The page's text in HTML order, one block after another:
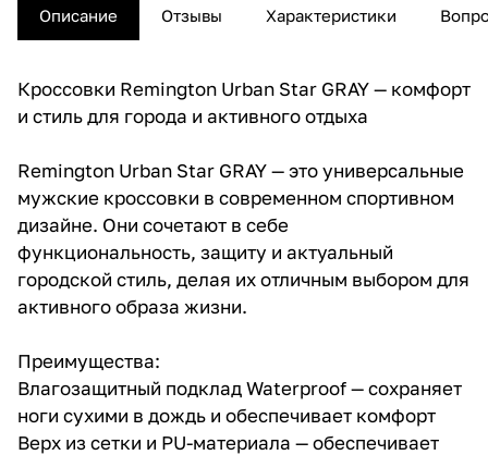
Описание Отзывы Характеристики
Кроссовки Remington Urban Star GRAY — комфорт
и стиль для города и активного отдыха
Remington Urban Star GRAY — это универсальные
мужские кроссовки в современном спортивном
дизайне. Они сочетают в себе
функциональность, защиту и актуальный
городской стиль, делая их отличным выбором для
активного образа жизни.
Преимущества:
Влагозащитный подклад Waterproof — сохраняет
ноги сухими в дождь и обеспечивает комфорт
Верх из сетки и PU-материала — обеспечивает